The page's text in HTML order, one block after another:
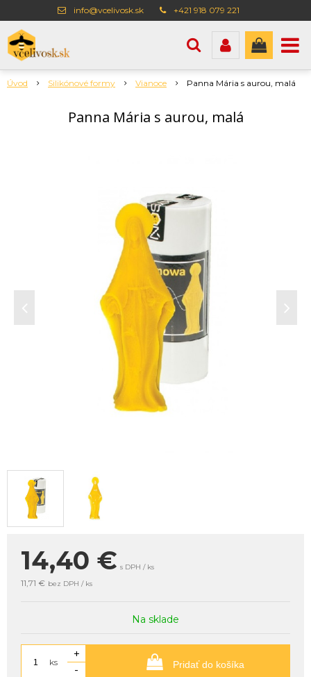
info@vcelivosk.sk +421 918 079 221
Úvod Silikónové formy Vianoce Panna Mária s aurou, malá
Panna Mária s aurou, malá
14,40 € s DPH / ks
11,71 € bez DPH / ks
Na sklade
ks
+
-
Pridať do košíka